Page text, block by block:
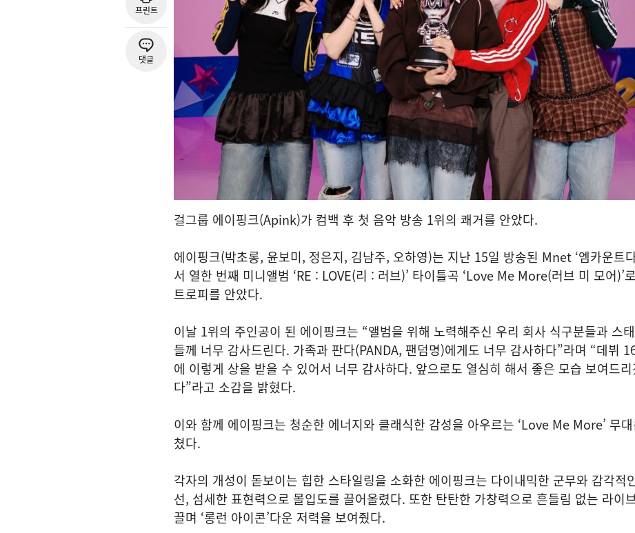
프린트
댓글
걸그룹 에이핑크(Apink)가 컴백 후 첫 음악 방송 1위의 쾌거를 안았다.
에이핑크(박초롱, 윤보미, 정은지, 김남주, 오하영)는 지난 15일 방송된 Mnet ‘엠카운트
서 열한 번째 미니앨범 ‘RE : LOVE(리 : 러브)’ 타이틀곡 ‘Love Me More(러브 미 모어)’
트로피를 안았다.
이날 1위의 주인공이 된 에이핑크는 “앨범을 위해 노력해주신 우리 회사 식구분들과 스
들께 너무 감사드린다. 가족과 판다(PANDA, 팬덤명)에게도 너무 감사하다”라며 “데뷔
에 이렇게 상을 받을 수 있어서 너무 감사하다. 앞으로도 열심히 해서 좋은 모습 보여드리
다”라고 소감을 밝혔다.
이와 함께 에이핑크는 청순한 에너지와 클래식한 감성을 아우르는 ‘Love Me More’ 무
쳤다.
각자의 개성이 돋보이는 힙한 스타일링을 소화한 에이핑크는 다이내믹한 군무와 감각적
선, 섬세한 표현력으로 몰입도를 끌어올렸다. 또한 탄탄한 가창력으로 흔들림 없는 라이
끌며 ‘롱런 아이콘’다운 저력을 보여줬다.